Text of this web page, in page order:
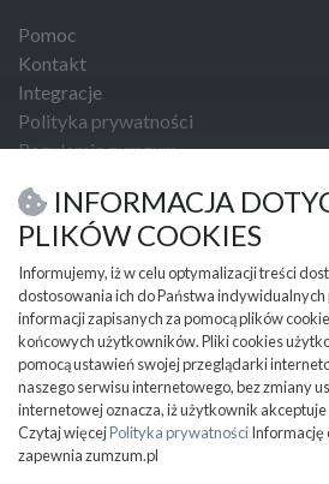
Pomoc
Kontakt
Integracje
Polityka prywatności
Regulamin zumzum
USŁUGI I NARZĘDZIA
PRZYDATNE INFORMACJE
Partnerzy
Cennik
Mapa kategorii
Mapa miejscowości
Ważne informacje
INFORMACJA
PLIKÓW COOKIES
Informujemy, iż w celu optymalizacji treści
dostosowania ich do Państwa
informacji zapisanych za pomocą plików
końcowych użytkowników. Pliki cookies
pomocą ustawień swojej przeglądarki
naszego serwisu internetowego, bez zmiany
internetowej oznacza, iż użytkownik
Czytaj więcejPolityka prywatnościInformację
zapewnia zumzum.pl